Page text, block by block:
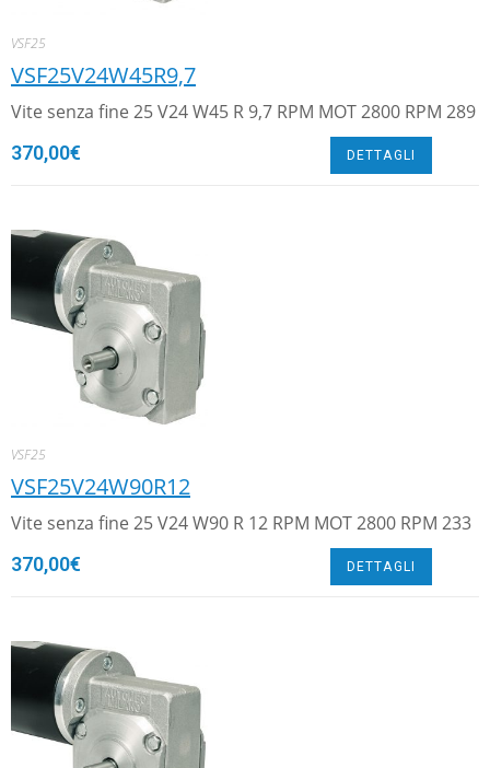
VSF25
VSF25V24W45R9,7
Vite senza fine 25 V24 W45 R 9,7 RPM MOT 2800 RPM 289
370,00€ DETTAGLI
VSF25
VSF25V24W90R12
Vite senza fine 25 V24 W90 R 12 RPM MOT 2800 RPM 233
370,00€ DETTAGLI